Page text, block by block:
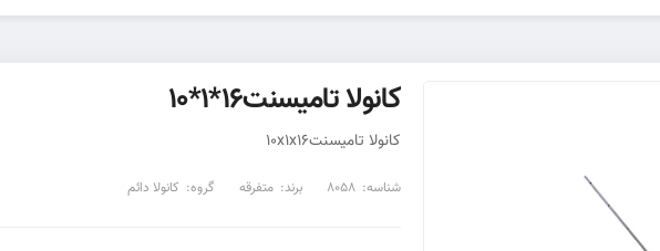
کانولا تامیسنت16*1*10
کانولا تامیسنت10x1x16
شناسه: 8058 برند: متفرقه گروه: کانولا دائم